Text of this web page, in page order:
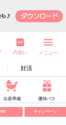
妊活
内祝い メニュー
出産準備 優待パス
キャンペーン